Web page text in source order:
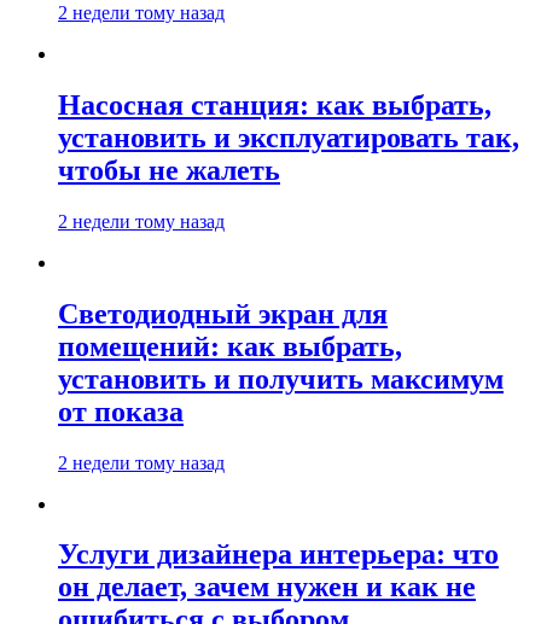
2 недели тому назад
Насосная станция: как выбрать,
установить и эксплуатировать так,
чтобы не жалеть
2 недели тому назад
Светодиодный экран для
помещений: как выбрать,
установить и получить максимум
от показа
2 недели тому назад
Услуги дизайнера интерьера: что
он делает, зачем нужен и как не